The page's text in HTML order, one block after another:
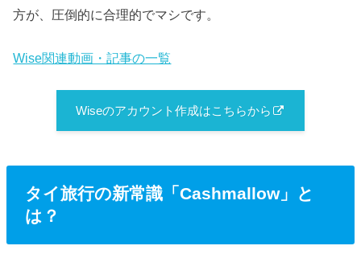
方が、圧倒的に合理的でマシです。
Wise関連動画・記事の一覧
Wiseのアカウント作成はこちらから
タイ旅行の新常識「Cashmallow」と
は？